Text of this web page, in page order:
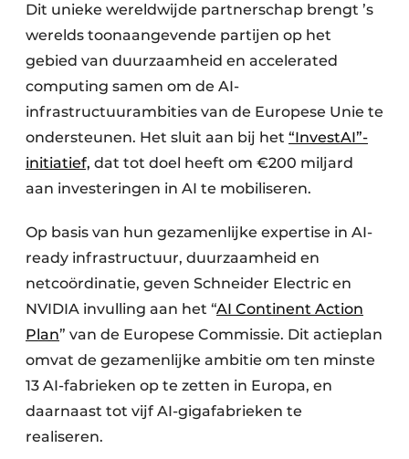
Dit unieke wereldwijde partnerschap brengt ’s
werelds toonaangevende partijen op het
gebied van duurzaamheid en accelerated
computing samen om de AI-
infrastructuurambities van de Europese Unie te
ondersteunen. Het sluit aan bij het “InvestAI”-
initiatief, dat tot doel heeft om €200 miljard
aan investeringen in AI te mobiliseren.
Op basis van hun gezamenlijke expertise in AI-
ready infrastructuur, duurzaamheid en
netcoördinatie, geven Schneider Electric en
NVIDIA invulling aan het “AI Continent Action
Plan” van de Europese Commissie. Dit actieplan
omvat de gezamenlijke ambitie om ten minste
13 AI-fabrieken op te zetten in Europa, en
daarnaast tot vijf AI-gigafabrieken te
realiseren.